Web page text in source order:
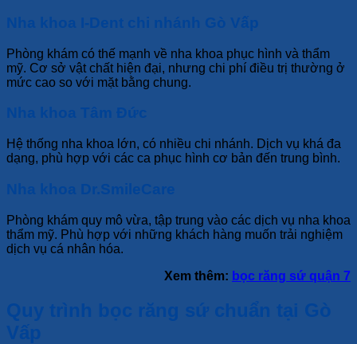
Nha khoa I-Dent chi nhánh Gò Vấp
Phòng khám có thế mạnh về nha khoa phục hình và thẩm
mỹ. Cơ sở vật chất hiện đại, nhưng chi phí điều trị thường ở
mức cao so với mặt bằng chung.
Nha khoa Tâm Đức
Hệ thống nha khoa lớn, có nhiều chi nhánh. Dịch vụ khá đa
dạng, phù hợp với các ca phục hình cơ bản đến trung bình.
Nha khoa Dr.SmileCare
Phòng khám quy mô vừa, tập trung vào các dịch vụ nha khoa
thẩm mỹ. Phù hợp với những khách hàng muốn trải nghiệm
dịch vụ cá nhân hóa.
Xem thêm: bọc răng sứ quận 7
Quy trình bọc răng sứ chuẩn tại Gò
Vấp